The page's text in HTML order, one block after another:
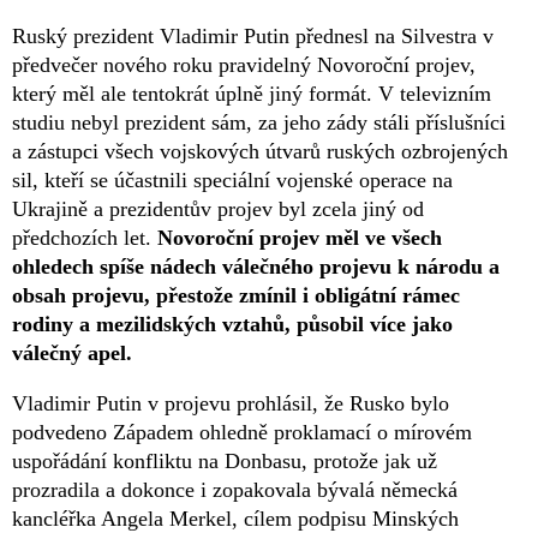
Ruský prezident Vladimir Putin přednesl na Silvestra v
předvečer nového roku pravidelný Novoroční projev,
který měl ale tentokrát úplně jiný formát. V televizním
studiu nebyl prezident sám, za jeho zády stáli příslušníci
a zástupci všech vojskových útvarů ruských ozbrojených
sil, kteří se účastnili speciální vojenské operace na
Ukrajině a prezidentův projev byl zcela jiný od
předchozích let. Novoroční projev měl ve všech
ohledech spíše nádech válečného projevu k národu a
obsah projevu, přestože zmínil i obligátní rámec
rodiny a mezilidských vztahů, působil více jako
válečný apel.
Vladimir Putin v projevu prohlásil, že Rusko bylo
podvedeno Západem ohledně proklamací o mírovém
uspořádání konfliktu na Donbasu, protože jak už
prozradila a dokonce i zopakovala bývalá německá
kancléřka Angela Merkel, cílem podpisu Minských